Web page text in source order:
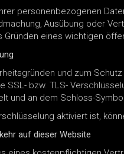
personenbezogenen
Ausübung oder
Gründen eines wichtigen
und zum
SSL- bzw. TLS-
und an dem Schloss-
aktiviert ist,
auf dieser Website